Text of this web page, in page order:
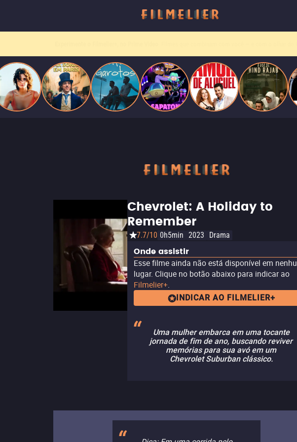
Chevrolet: A Holiday to
Remember
7.7/10 0h5min 2023 Drama
Onde assistir
Esse filme ainda não está disponível em
lugar. Clique no botão abaixo para indicar ao
Filmelier+.
INDICAR AO FILMELIER+
Uma mulher embarca em uma tocante
jornada de fim de ano, buscando reviver
memórias para sua avó em um
Chevrolet Suburban clássico.